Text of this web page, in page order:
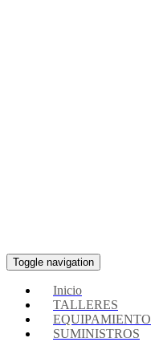
Toggle navigation
Inicio
TALLERES
EQUIPAMIENTO
SUMINISTROS